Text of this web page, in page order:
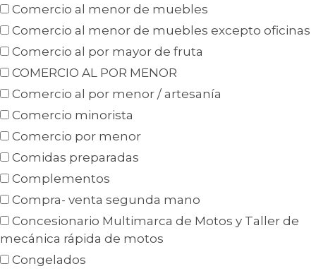
Comercio al menor de muebles
Comercio al menor de muebles excepto oficinas
Comercio al por mayor de fruta
COMERCIO AL POR MENOR
Comercio al por menor / artesanía
Comercio minorista
Comercio por menor
Comidas preparadas
Complementos
Compra- venta segunda mano
Concesionario Multimarca de Motos y Taller de
mecánica rápida de motos
Congelados